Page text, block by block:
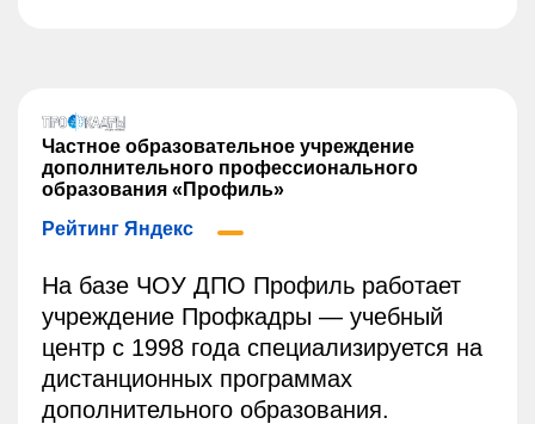
Частное образовательное учреждение
дополнительного профессионального
образования «Профиль»
Рейтинг Яндекс
На базе ЧОУ ДПО Профиль работает
учреждение Профкадры — учебный
центр с 1998 года специализируется на
дистанционных программах
дополнительного образования.